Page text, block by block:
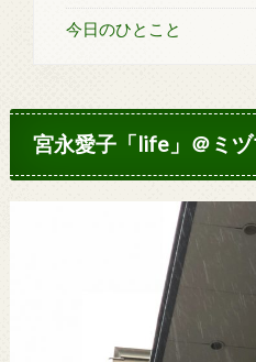
今日のひとこと
宮永愛子「life」＠ミ